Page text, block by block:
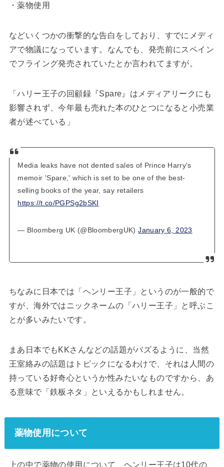
・薬物使用
などいくつかの衝撃的な告白をしており、すでにメディ
アで物議になっています。なんでも、発売前にスペイン
でフライング発売されていたとか言われてますが。
「ハリー王子の回顧録『Spare』はメディアリークにも
影響されず、今年最も売れた本のひとつになると小売業
者が述べている」
Media leaks have not dented sales of Prince Harry's
memoir 'Spare,' which is set to be one of the best-
selling books of the year, say retailers
https://t.co/PGPSg2bSKI
— Bloomberg UK (@BloombergUK)January 6, 2023
ちなみに日本では「ヘンリー王子」というのが一般的で
すが、海外ではニックネームの「ハリー王子」と呼ぶこ
とが多いみたいです。
まあ日本でもKKさんなどの話題がバズるように、当然
王室絡みの話題はトピックになるわけで、それは人間の
持っている好奇心というか性みたいなものですから、あ
る意味で「鉄板ネタ」といえるかもしれません。
薬物使用について
上の中で薬物の使用について、ヘンリー王子は10代の